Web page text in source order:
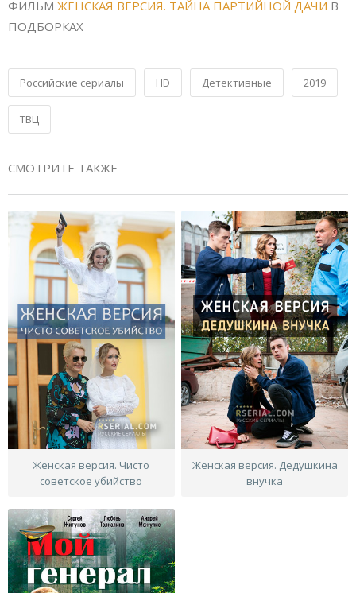
ФИЛЬМ ЖЕНСКАЯ ВЕРСИЯ. ТАЙНА ПАРТИЙНОЙ ДАЧИ В
ПОДБОРКАХ
Российские сериалы HD Детективные 2019
ТВЦ
СМОТРИТЕ ТАКЖЕ
Женская версия. Чисто
советское убийство
Женская версия. Дедушкина
внучка